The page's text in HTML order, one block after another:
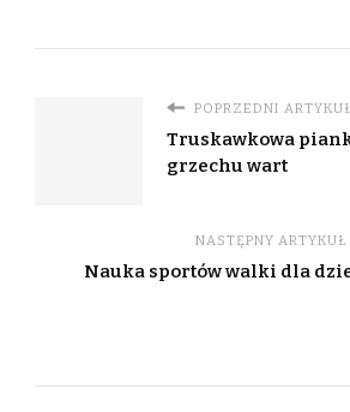
POPRZEDNI ARTYKUŁ
Truskawkowa
grzechu wart
NASTĘPNY ARTYKUŁ
Nauka sportów walki dla